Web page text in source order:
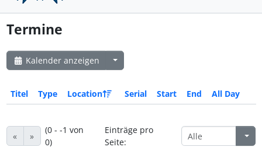
Termine
Kalender anzeigen
Titel Type Location Serial Start End All Day
« »
(0 - -1 von
0)
Einträge pro
Seite: